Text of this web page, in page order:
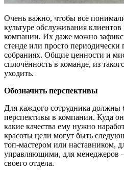
Очень важно, чтобы все
культуре обслуживания
компании. Их даже можно
стенде или просто
собраниях. Общие ценности и
сплочённость в команде, из
уходить.
Обозначить перспективы
Для каждого сотрудника должны
перспективы в компании. Куда
какие качества ему нужно
красоты цели могут быть
топ-мастером или наставником,
управляющими, для менеджеров
своего отдела.